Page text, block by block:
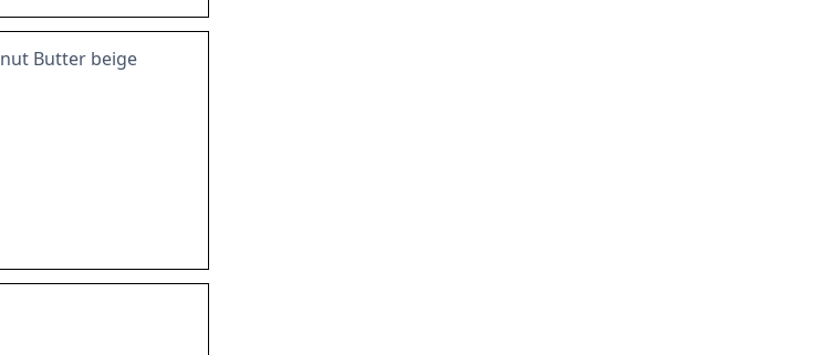
Butter beige